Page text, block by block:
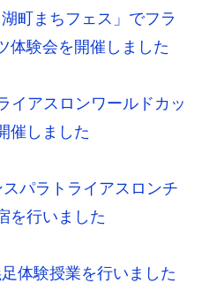
町まちフェス」でフラ
体験会を開催しました
アスロンワールドカッ
催しました
パラトライアスロンチ
を行いました
体験授業を行いました